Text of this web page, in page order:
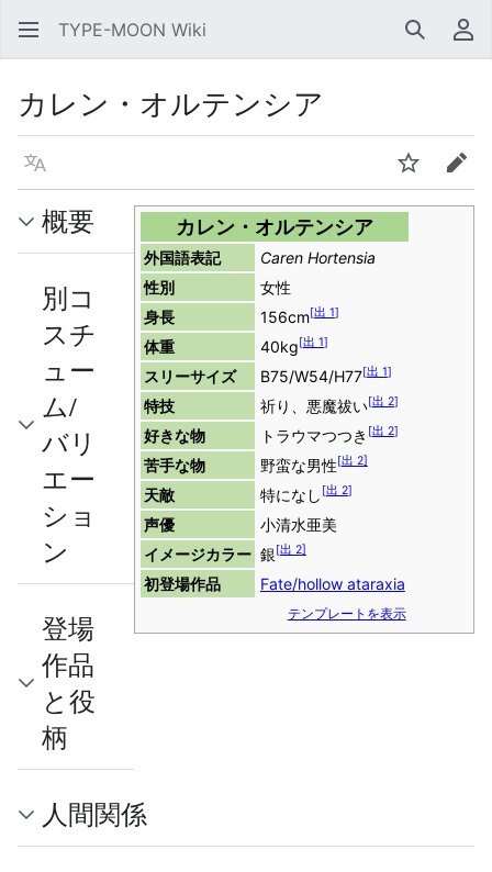
TYPE-MOON Wiki 検索 利
カレン・オルテンシア
言語 ウォッチ編集
カレン・オルテンシア
外国語表記
Caren Hortensia
性別
女性
身長
156cm[出 1]
体重 40kg[出 1]
スリーサイズ B75/W54/H77[出 1]
特技 祈り、悪魔祓い[出 2]
好きな物 トラウマつつき[出 2]
苦手な物 野蛮な男性[出 2]
天敵 特になし[出 2]
声優
小清水亜美
イメージカラー 銀[出 2]
初登場作品 Fate/hollow ataraxia
テンプレートを表示
概要
別コ
スチ
ュー
ム/
バリ
エー
ショ
ン
登場
作品
と役
柄
人間関係